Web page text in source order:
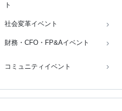
ト
社会変革イベント
財務・CFO・FP&Aイベント
コミュニティイベント